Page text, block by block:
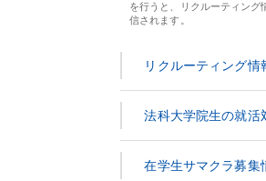
を行うと、リクルーティング
信されます。
リクルーティング情
法科大学院生の就活
在学生サマクラ募集